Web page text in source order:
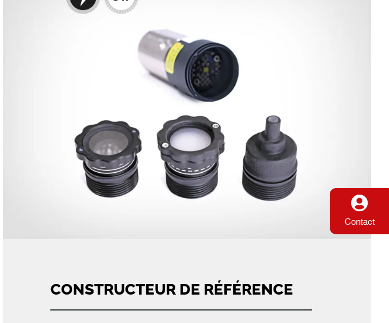
Contact
CONSTRUCTEUR DE RÉFÉRENCE